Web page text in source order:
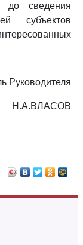
до сведения
субъектов
Руководителя
Н.А.ВЛАСОВ